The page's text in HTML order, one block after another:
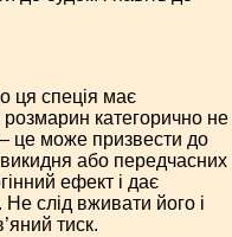
ця спеція має
категорично не
– це може призвести до
або передчасних
ефект і дає
слід вживати його і
тиск.